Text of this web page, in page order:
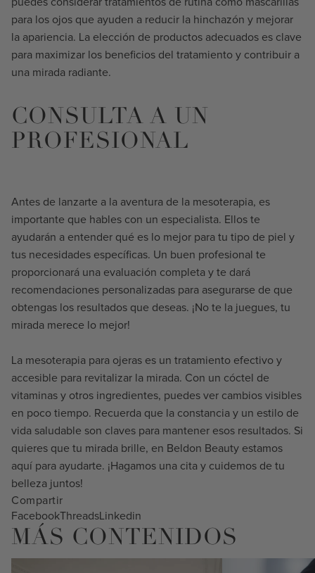
para los ojos que ayuden a reducir la hinchazón y mejorar
la apariencia. La elección de productos adecuados es clave
para maximizar los beneficios del tratamiento y contribuir a
una mirada radiante.
CONSULTA A UN
PROFESIONAL
Antes de lanzarte a la aventura de la mesoterapia, es
importante que hables con un especialista. Ellos te
ayudarán a entender qué es lo mejor para tu tipo de piel y
tus necesidades específicas. Un buen profesional te
proporcionará una evaluación completa y te dará
recomendaciones personalizadas para asegurarse de que
obtengas los resultados que deseas. ¡No te la juegues, tu
mirada merece lo mejor!
La mesoterapia para ojeras es un tratamiento efectivo y
accesible para revitalizar la mirada. Con un cóctel de
vitaminas y otros ingredientes, puedes ver cambios visibles
en poco tiempo. Recuerda que la constancia y un estilo de
vida saludable son claves para mantener esos resultados. Si
quieres que tu mirada brille, en Beldon Beauty estamos
aquí para ayudarte. ¡Hagamos una cita y cuidemos de tu
belleza juntos!
Compartir
FacebookThreadsLinkedin
MÁS CONTENIDOS
Reducir el